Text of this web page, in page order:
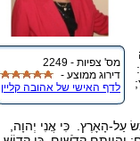
מס' צפיות - 2249
דירוג ממוצע -
לדף האישי של אהובה קליין
הָאָרֶץ. כִּי אֲנִי יְהוָה,